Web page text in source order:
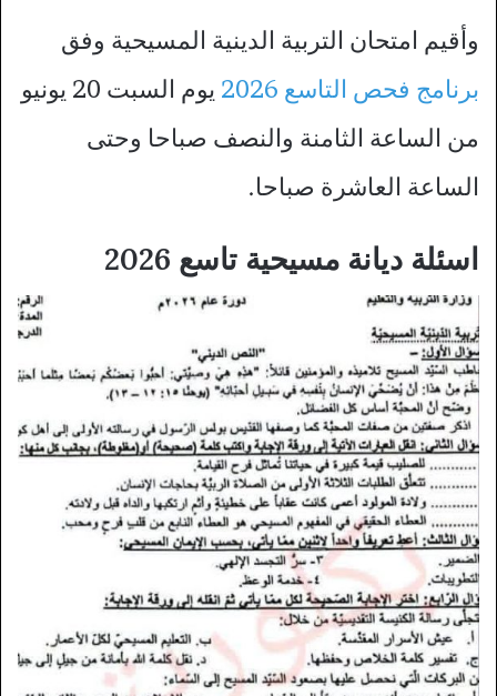
وأقيم امتحان التربية الدينية المسيحية وفق
برنامج فحص التاسع 2026
يوم السبت 20 يونيو
من الساعة الثامنة والنصف صباحا وحتى
الساعة العاشرة صباحا.
اسئلة ديانة مسيحية تاسع 2026